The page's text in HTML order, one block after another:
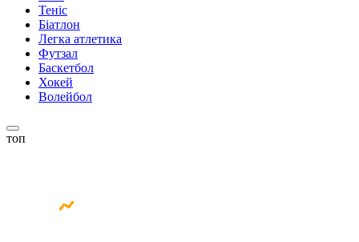
Теніс
Біатлон
Легка атлетика
Футзал
Баскетбол
Хокей
Волейбол
топ